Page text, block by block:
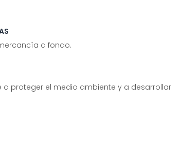
a fondo.
proteger el medio ambiente y a desarrollar